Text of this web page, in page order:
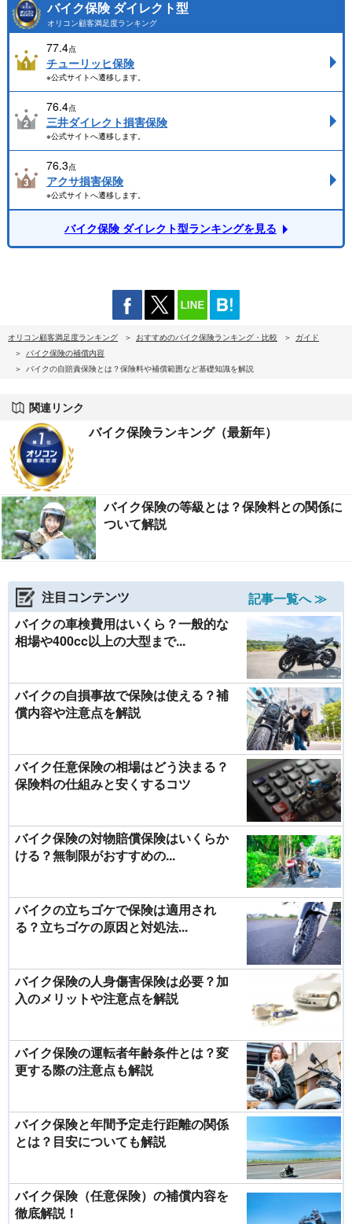
バイク保険 ダイレクト型
オリコン顧客満足度ランキング
77.4点
チューリッヒ保険
※公式サイトへ遷移します。
76.4点
三井ダイレクト損害保険
※公式サイトへ遷移します。
76.3点
アクサ損害保険
※公式サイトへ遷移します。
バイク保険 ダイレクト型ランキングを見る
オリコン顧客満足度ランキング おすすめのバイク保険ランキング・比較
ガイド
バイク保険の補償内容
バイクの自賠責保険とは？保険料や補償範囲など基礎知識を解説
関連リンク
バイク保険ランキング（最新年）
バイク保険の等級とは？保険料との関係に
ついて解説
注目コンテンツ
記事一覧へ ≫
バイクの車検費用はいくら？一般的な
相場や400cc以上の大型まで...
バイクの自損事故で保険は使える？補
償内容や注意点を解説
バイク任意保険の相場はどう決まる？
保険料の仕組みと安くするコツ
バイク保険の対物賠償保険はいくらか
ける？無制限がおすすめの...
バイクの立ちゴケで保険は適用され
る？立ちゴケの原因と対処法...
バイク保険の人身傷害保険は必要？加
入のメリットや注意点を解説
バイク保険の運転者年齢条件とは？変
更する際の注意点も解説
バイク保険と年間予定走行距離の関係
とは？目安についても解説
バイク保険（任意保険）の補償内容を
徹底解説！